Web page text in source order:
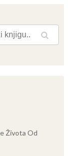
Pretraga
Života Od